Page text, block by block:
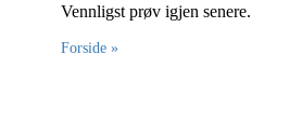
Vennligst prøv igjen senere.
Forside »